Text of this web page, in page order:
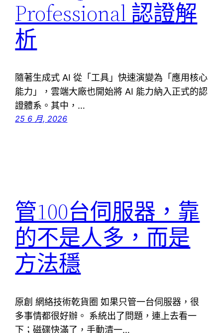
Professional 認證解
析
隨著生成式 AI 從「工具」快速演變為「應用核心
能力」，雲端大廠也開始將 AI 能力納入正式的認
證體系。其中，…
25 6 月, 2026
管100台伺服器，靠
的不是人多，而是
方法穩
原創 網絡技術乾貨圈 如果只管一台伺服器，很
多事情都很好辦。 系統出了問題，連上去看一
下；磁碟快滿了，手動清一…